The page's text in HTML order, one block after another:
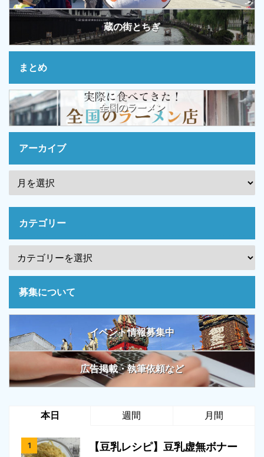
蔵の街とちぎ
まとめ
全国のラーメン
アーカイブ
カテゴリー
募集について
イベント情報募集中
広告掲載・執筆依頼など
本日 週間 月間
【豆乳レシピ】豆乳虚無ボナー